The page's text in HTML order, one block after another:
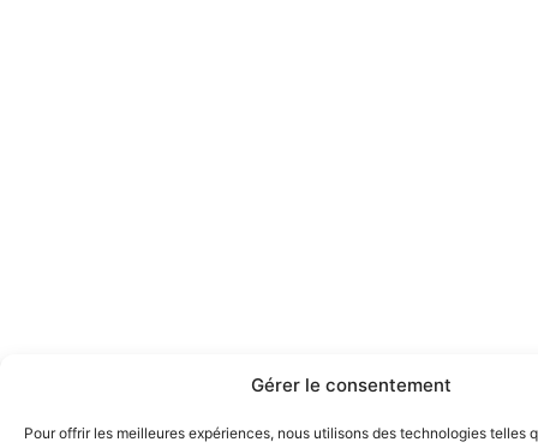
Gérer le consentement
Pour offrir les meilleures expériences, nous utilisons des technologies telles